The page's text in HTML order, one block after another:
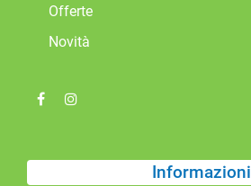
Offerte
Novità
Informazioni